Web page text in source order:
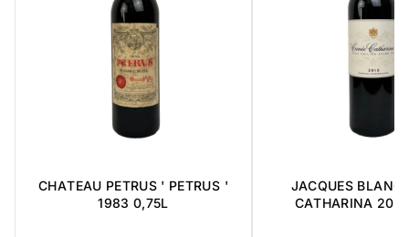
CHATEAU PETRUS ' PETRUS '
1983 0,75L
JACQUES BLANC
CATHARINA